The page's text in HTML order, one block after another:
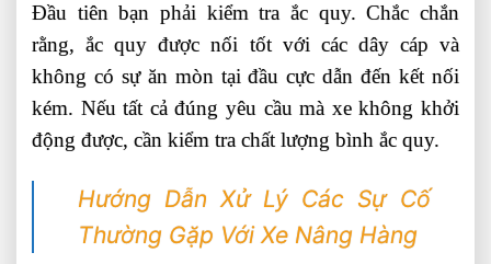
Đầu tiên bạn phải kiểm tra ắc quy. Chắc chắn
rằng, ắc quy được nối tốt với các dây cáp và
không có sự ăn mòn tại đầu cực dẫn đến kết nối
kém. Nếu tất cả đúng yêu cầu mà xe không khởi
động được, cần kiểm tra chất lượng bình ắc quy.
Hướng Dẫn Xử Lý Các Sự Cố
Thường Gặp Với Xe Nâng Hàng